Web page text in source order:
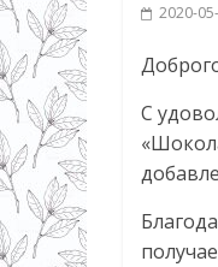
2020-
С